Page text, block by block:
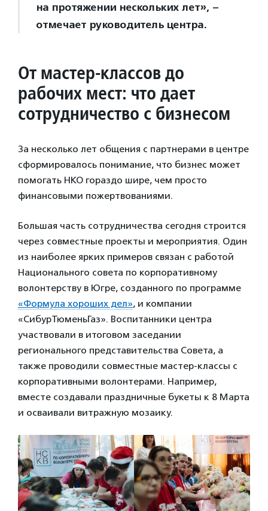
на протяжении нескольких лет», –
отмечает руководитель центра.
От мастер-классов до
рабочих мест: что дает
сотрудничество с бизнесом
За несколько лет общения с партнерами в центре
сформировалось понимание, что бизнес может
помогать НКО гораздо шире, чем просто
финансовыми пожертвованиями.
Большая часть сотрудничества сегодня строится
через совместные проекты и мероприятия. Один
из наиболее ярких примеров связан с работой
Национального совета по корпоративному
волонтерству в Югре, созданного по программе
«Формула хороших дел», и компании
«СибурТюменьГаз». Воспитанники центра
участвовали в итоговом заседании
регионального представительства Совета, а
также проводили совместные мастер-классы с
корпоративными волонтерами. Например,
вместе создавали праздничные букеты к 8 Марта
и осваивали витражную мозаику.